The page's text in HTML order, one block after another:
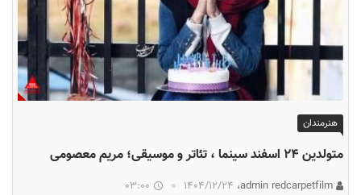
هنرمندان
متولدین ۲۴ اسفند سینما ، تئاتر و موسیقی؛ مریم معصومی
۱۴۰۴/۱۲/۲۴ 03:00